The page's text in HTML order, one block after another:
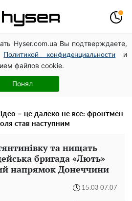
Hyser.com.ua Вы подтверждаете,
Политикой конфиденциальности
и
файлов cookie.
Понял
асоціація звернулася до
оподаткування
Конотопський вивів
бюджету через фіктивну фірму в
– це далеко не все: фронтмен
став наступним
та нищать
бригада «Лють»
напрямок Донеччини
15:03 07.07